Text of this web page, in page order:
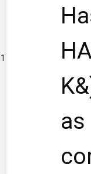
I2 >